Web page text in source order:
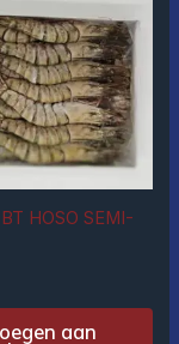
HOSO SEMI-
aan